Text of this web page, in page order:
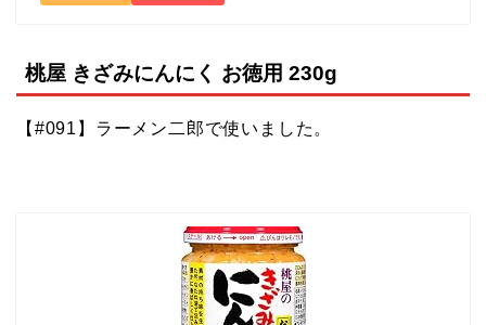
桃屋 きざみにんにく お徳用 230g
【#091】ラーメン二郎で使いました。